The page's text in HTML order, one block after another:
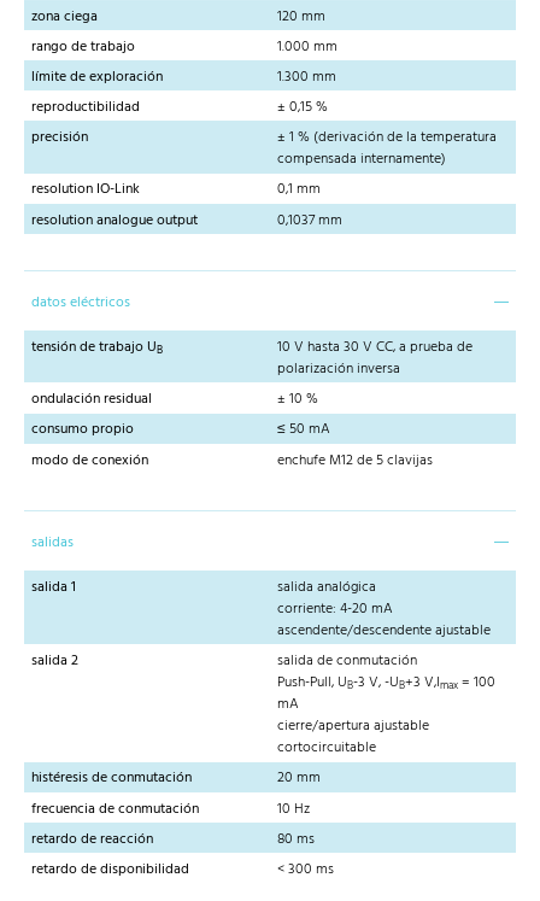
zona ciega
120 mm
rango de trabajo
1.000 mm
límite de exploración
1.300 mm
reproductibilidad
± 0,15 %
precisión
± 1 % (derivación de la temperatura
compensada internamente)
resolution IO-Link
0,1 mm
resolution analogue output
0,1037 mm
datos eléctricos
tensión de trabajo UB
10 V hasta 30 V CC, a prueba de
polarización inversa
ondulación residual
± 10 %
consumo propio
≤ 50 mA
modo de conexión
enchufe M12 de 5 clavijas
salidas
salida 1
salida analógica
corriente: 4-20 mA
ascendente/descendente ajustable
salida 2
salida de conmutación
Push-Pull, UB-3 V, -UB+3 V,Imax = 100
mA
cierre/apertura ajustable
cortocircuitable
histéresis de conmutación
20 mm
frecuencia de conmutación
10 Hz
retardo de reacción
80 ms
retardo de disponibilidad
< 300 ms